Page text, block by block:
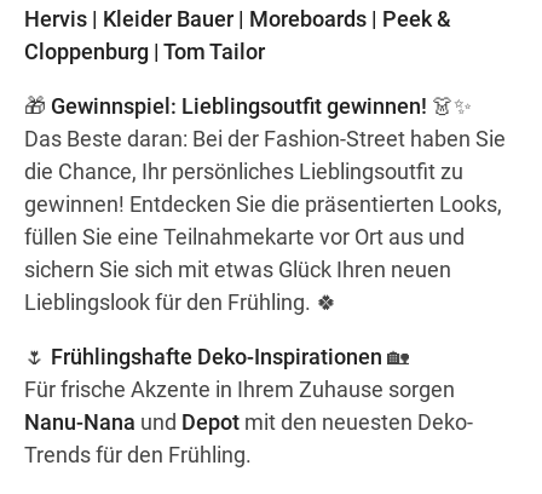
Hervis | Kleider Bauer | Moreboards | Peek &
Cloppenburg | Tom Tailor
🎁 Gewinnspiel: Lieblingsoutfit gewinnen! 👗✨
Das Beste daran: Bei der Fashion-Street haben Sie
die Chance, Ihr persönliches Lieblingsoutfit zu
gewinnen! Entdecken Sie die präsentierten Looks,
füllen Sie eine Teilnahmekarte vor Ort aus und
sichern Sie sich mit etwas Glück Ihren neuen
Lieblingslook für den Frühling. 🍀
🌷 Frühlingshafte Deko-Inspirationen 🏡
Für frische Akzente in Ihrem Zuhause sorgen
Nanu-Nana und Depot mit den neuesten Deko-
Trends für den Frühling.